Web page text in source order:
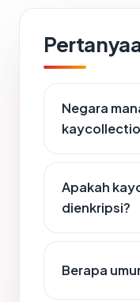
Negara
Apakah
dienkripsi?
Berapa